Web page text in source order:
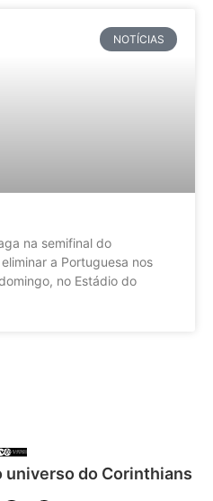
NOTÍCIAS
na semifinal do
a Portuguesa nos
no Estádio do
universo do Corinthians